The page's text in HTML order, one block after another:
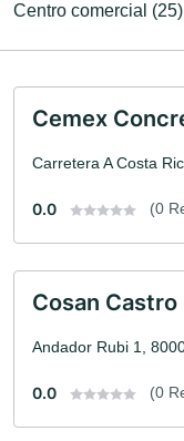
Centro comercial (25)
Cemex
Carretera A Costa
0.0 (0
Cosan Castro
Andador Rubi 1,
0.0 (0